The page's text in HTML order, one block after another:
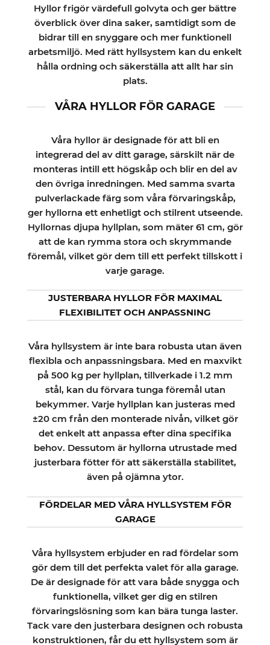
Hyllor frigör värdefull golvyta och ger bättre
överblick över dina saker, samtidigt som de
bidrar till en snyggare och mer funktionell
arbetsmiljö. Med rätt hyllsystem kan du enkelt
hålla ordning och säkerställa att allt har sin
plats.
VÅRA HYLLOR FÖR GARAGE
Våra hyllor är designade för att bli en
integrerad del av ditt garage, särskilt när de
monteras intill ett högskåp och blir en del av
den övriga inredningen. Med samma svarta
pulverlackade färg som våra förvaringskåp,
ger hyllorna ett enhetligt och stilrent utseende.
Hyllornas djupa hyllplan, som mäter 61 cm, gör
att de kan rymma stora och skrymmande
föremål, vilket gör dem till ett perfekt tillskott i
varje garage.
JUSTERBARA HYLLOR FÖR MAXIMAL
FLEXIBILITET OCH ANPASSNING
Våra hyllsystem är inte bara robusta utan även
flexibla och anpassningsbara. Med en maxvikt
på 500 kg per hyllplan, tillverkade i 1.2 mm
stål, kan du förvara tunga föremål utan
bekymmer. Varje hyllplan kan justeras med
±20 cm från den monterade nivån, vilket gör
det enkelt att anpassa efter dina specifika
behov. Dessutom är hyllorna utrustade med
justerbara fötter för att säkerställa stabilitet,
även på ojämna ytor.
FÖRDELAR MED VÅRA HYLLSYSTEM FÖR
GARAGE
Våra hyllsystem erbjuder en rad fördelar som
gör dem till det perfekta valet för alla garage.
De är designade för att vara både snygga och
funktionella, vilket ger dig en stilren
förvaringslösning som kan bära tunga laster.
Tack vare den justerbara designen och robusta
konstruktionen, får du ett hyllsystem som är